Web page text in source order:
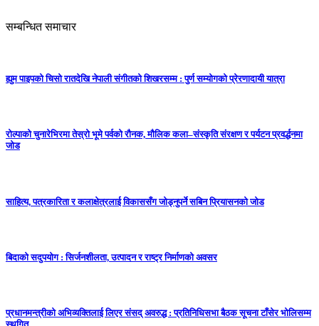
सम्बन्धित समाचार
ह्युम पाइपको चिसो रातदेखि नेपाली संगीतको शिखरसम्म : पुर्ण सम्योगको प्रेरणादायी यात्रा
रोल्पाको चुनारेभिरमा तेस्रो भूमे पर्वको रौनक, मौलिक कला–संस्कृति संरक्षण र पर्यटन प्रवर्द्धनमा
जोड
साहित्य, पत्रकारिता र कलाक्षेत्रलाई विकाससँग जोड्नुपर्ने सबिन प्रियासनको जोड
बिदाको सदुपयोग : सिर्जनशीलता, उत्पादन र राष्ट्र निर्माणको अवसर
प्रधानमन्त्रीको अभिव्यक्तिलाई लिएर संसद् अवरुद्ध : प्रतिनिधिसभा बैठक सूचना टाँसेर भोलिसम्म